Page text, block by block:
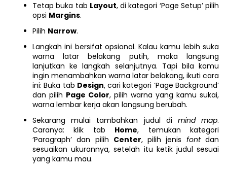
Tetap buka tab Layout, di kategori ‘Page Setup’ pilih
opsi Margins.
Pilih Narrow.
Langkah ini bersifat opsional. Kalau kamu lebih suka
warna latar belakang putih, maka langsung
lanjutkan ke langkah selanjutnya. Tapi bila kamu
ingin menambahkan warna latar belakang, ikuti cara
ini: Buka tab Design, cari kategori ‘Page Background’
dan pilih Page Color, pilih warna yang kamu sukai,
warna lembar kerja akan langsung berubah.
Sekarang mulai tambahkan judul di mind map.
Caranya: klik tab Home, temukan kategori
‘Paragraph’ dan pilih Center, pilih jenis fontdan
sesuaikan ukurannya, setelah itu ketik judul sesuai
yang kamu mau.